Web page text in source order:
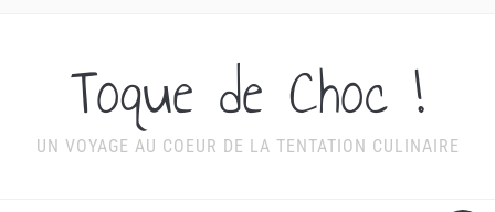
Toque de Choc !
UN VOYAGE AU COEUR DE LA TENTATION CULINAIRE